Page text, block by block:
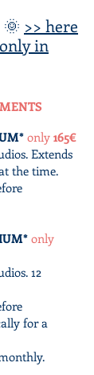
🌞 >> here
in
only 165€
Extends
the time.
only
12
for a